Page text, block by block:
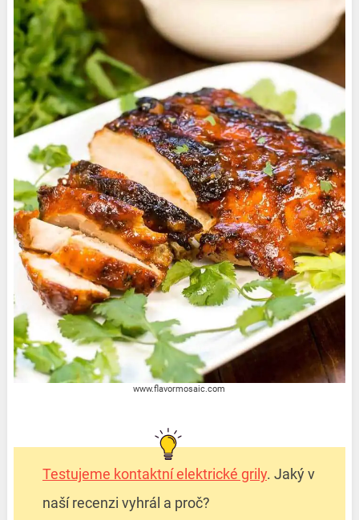
www.flavormosaic.com
Testujeme kontaktní elektrické grily. Jaký v
naší recenzi vyhrál a proč?